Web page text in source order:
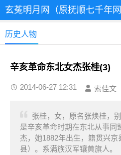
玄菟明月网（原抚顺七千年网
历史人物
辛亥革命东北女杰张桂(3)
2014-06-27 12:31 索佳文
张桂，女，原名张焕桂，
是辛亥革命时期在东北从事同
杰，她1882年出生，籍贯兴
县）。系满族汉军镶黄旗人